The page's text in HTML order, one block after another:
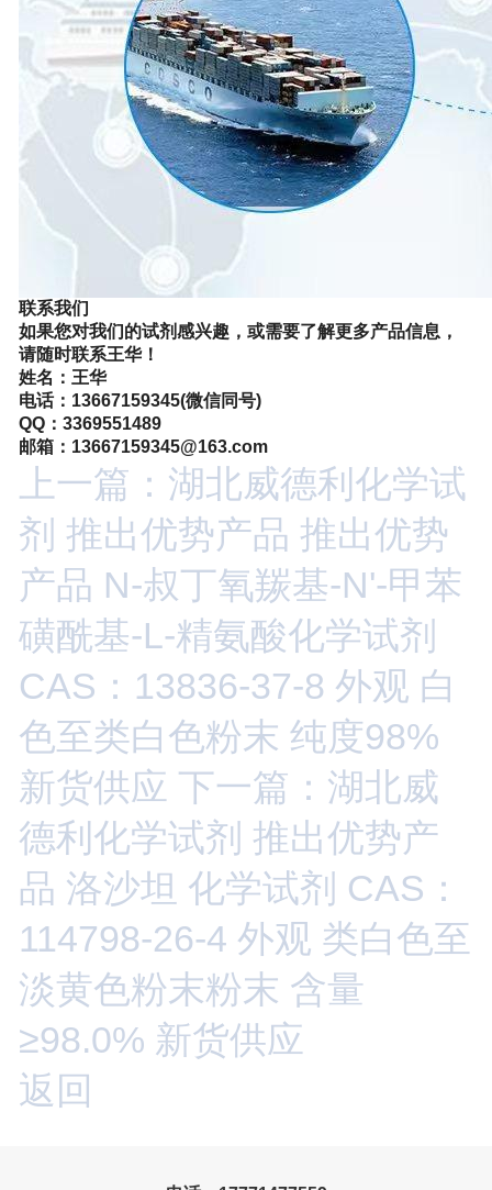
联系我们
如果您对我们的试剂感兴趣，或需要了解更多产品信息，
请随时联系王华！
姓名：王华
电话： 13667159345(微信同号)
QQ： 3369551489
邮箱： 13667159345@163.com
上一篇：湖北威德利化学试
剂 推出优势产品 推出优势
产品 N-叔丁氧羰基-N'-甲苯
磺酰基-L-精氨酸化学试剂
CAS：13836-37-8 外观 白
色至类白色粉末 纯度98%
新货供应 下一篇：湖北威
德利化学试剂 推出优势产
品 洛沙坦 化学试剂 CAS：
114798-26-4 外观 类白色至
淡黄色粉末粉末 含量
≥98.0% 新货供应
返回